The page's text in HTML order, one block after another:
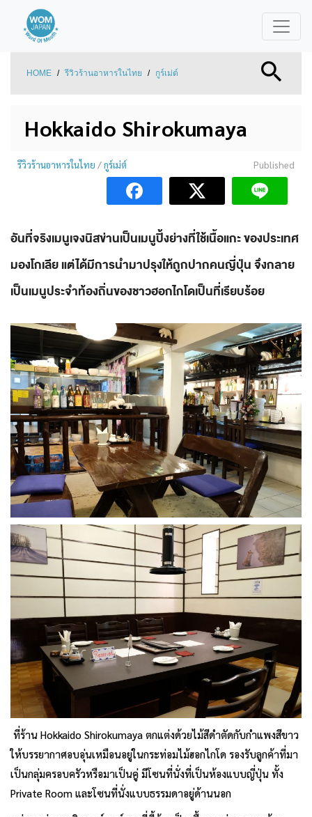
HOME / รีวิวร้านอาหารในไทย / กูร์เม่ต์
Hokkaido Shirokumaya
รีวิวร้านอาหารในไทย /กูร์เม่ต์ Published
อันที่จริงเมนูเจงนิสข่านเป็นเมนูปิ้งย่างที่ใช้เนื้อแกะ ของประเทศ
มองโกเลีย แต่ได้มีการนำมาปรุงให้ถูกปากคนญี่ปุ่น จึงกลาย
เป็นเมนูประจำท้องถิ่นของชาวฮอกไกโดเป็นที่เรียบร้อย
ที่ร้าน Hokkaido Shirokumaya ตกแต่งด้วยไม้สีดำตัดกับกำแพงสีขาว
ให้บรรยากาศอบอุ่นเหมือนอยู่ในกระท่อมไม้ฮอกไกโด รองรับลูกค้าที่มา
เป็นกลุ่มครอบครัวหรือมาเป็นคู่ มีโซนที่นั่งที่เป็นห้องแบบญี่ปุ่น ทั้ง
Private Room และโซนที่นั่งแบบธรรมดาอยู่ด้านนอก